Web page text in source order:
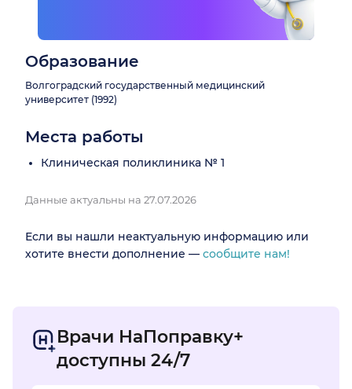
Образование
Волгоградский государственный медицинский
университет (1992)
Места работы
Клиническая поликлиника № 1
Данные актуальны на 27.07.2026
Если вы нашли неактуальную информацию или
хотите внести дополнение — сообщите нам!
Врачи НаПоправку+
доступны 24/7